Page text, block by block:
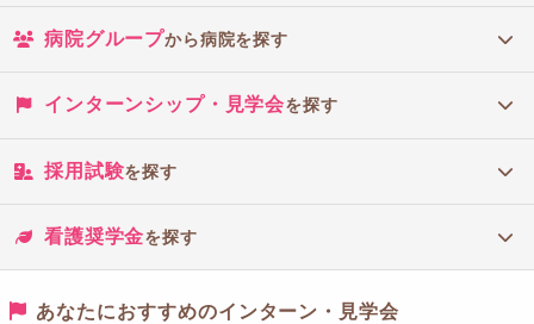
病院グループから病院を探す
インターンシップ・見学会を探す
採用試験を探す
看護奨学金を探す
あなたにおすすめのインターン・見学会